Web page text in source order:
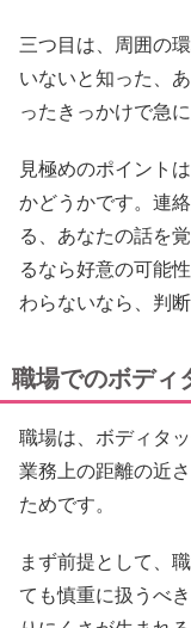
三つ目は、周囲の
いないと知った、
ったきっかけで急
見極めのポイント
かどうかです。連
る、あなたの話を
るなら好意の可能
わらないなら、判
職場でのボディ
職場は、ボディタ
業務上の距離の近
ためです。
まず前提として、
ても慎重に扱うべ